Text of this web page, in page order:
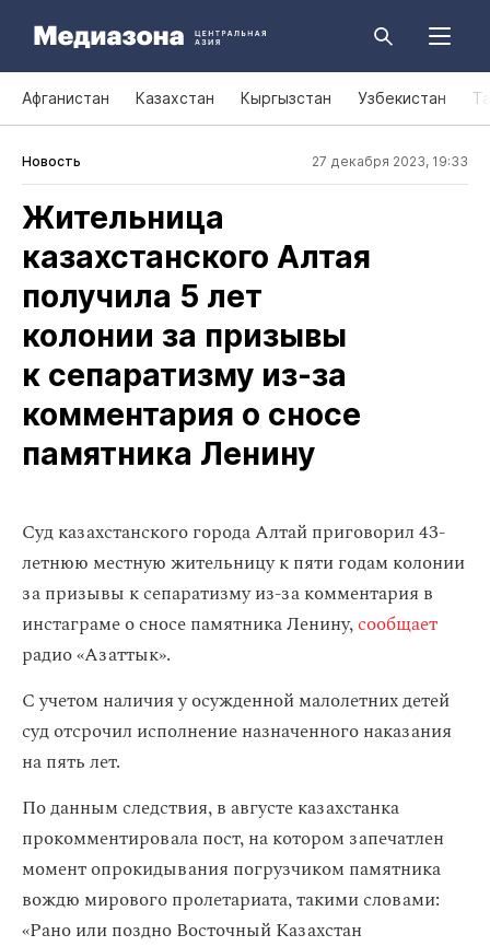
Афганистан Казахстан Кыргызстан Узбекистан
Новость 27 декабря 2023, 19:33
Жительница
казахстанского Алтая
получила 5 лет
колонии за призывы
к сепаратизму из‑за
комментария о сносе
памятника Ленину
Суд казахстанского города Алтай приговорил 43-
летнюю местную жительницу к пяти годам колонии
за призывы к сепаратизму из-за комментария в
инстаграме о сносе памятника Ленину,сообщает
радио «Азаттык».
С учетом наличия у осужденной малолетних детей
суд отсрочил исполнение назначенного наказания
на пять лет.
По данным следствия, в августе казахстанка
прокомментировала пост, на котором запечатлен
момент опрокидывания погрузчиком памятника
вождю мирового пролетариата, такими словами:
«Рано или поздно Восточный Казахстан